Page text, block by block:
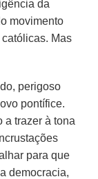
da
movimento
Mas
perigoso
pontífice.
a trazer à tona
para que
democracia,